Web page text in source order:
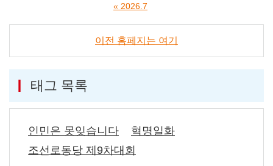
« 2026.7
이전 홈페지는 여기
태그 목록
인민은 못잊습니다
혁명일화
조선로동당 제9차대회